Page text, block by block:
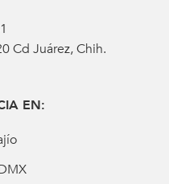
Cd Juárez, Chih.
EN: